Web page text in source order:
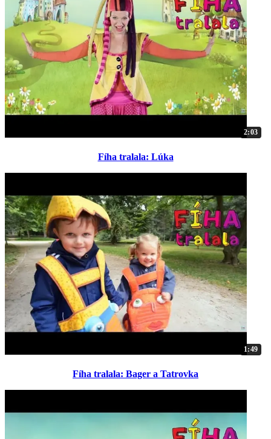
2:03
Fíha tralala: Lúka
1:49
Fíha tralala: Bager a Tatrovka